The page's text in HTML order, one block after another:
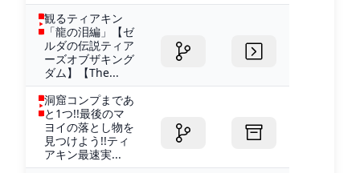
観るティアキン
「龍の泪編」【ゼ
ルダの伝説ティア
ーズオブザキング
ダム】【The...
洞窟コンプまであ
と1つ!!最後のマ
ヨイの落とし物を
見つけよう!!ティ
アキン最速実...